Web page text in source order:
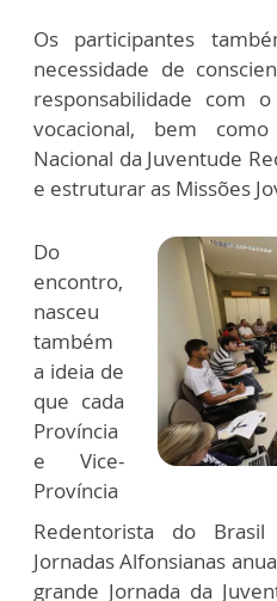
Os participantes
necessidade de
responsabilidade com
vocacional, bem
Nacional da Juventude
e estruturar as Missões
Do
encontro,
nasceu
também
a ideia de
que cada
Província
e Vice-
Província
Redentorista do
Jornadas Alfonsianas
grande Jornada da